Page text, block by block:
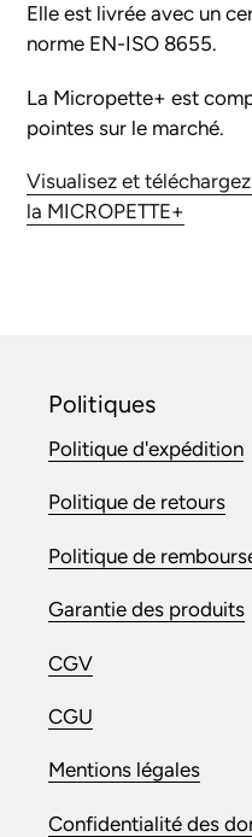
Elle est livrée avec un
norme EN-ISO 8655.
La Micropette+ est
pointes sur le marché.
Visualisez et
la MICROPETTE+
Politiques
Politique d'expédition
Politique de retours
Politique de
Garantie des produits
CGV
CGU
Mentions légales
Confidentialité des